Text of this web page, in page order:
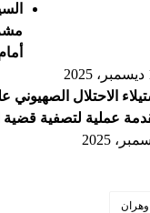
الاحتلال الصهيوني
عملية لتصفية قضية
2025
وهران